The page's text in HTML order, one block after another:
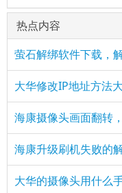
热点内容
萤石解绑软件下载，
大华修改IP地址方法
海康摄像头画面翻转
海康升级刷机失败的
大华的摄像头用什么